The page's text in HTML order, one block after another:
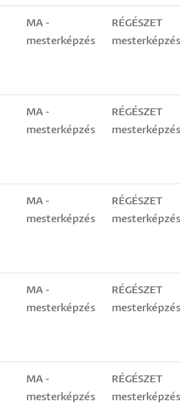
MA -
mesterképzés
RÉGÉSZET
MA -
mesterképzés
RÉGÉSZET
MA -
mesterképzés
RÉGÉSZET
MA -
mesterképzés
RÉGÉSZET
MA -
mesterképzés
RÉGÉSZET